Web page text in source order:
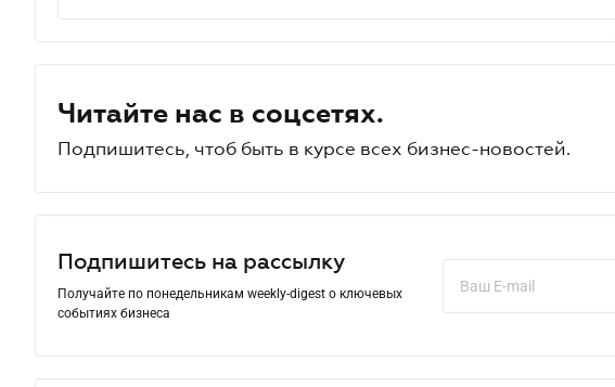
Читайте нас в соцсетях.
Подпишитесь, чтоб быть в курсе всех бизнес-новостей.
Подпишитесь на рассылку
Получайте по понедельникам weekly-digest о ключевых
событиях бизнеса